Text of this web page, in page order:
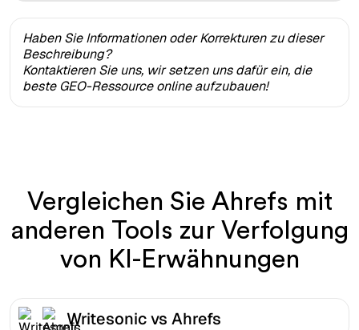
Haben Sie Informationen oder Korrekturen zu dieser
Beschreibung?
Kontaktieren Sie uns, wir setzen uns dafür ein, die
beste GEO-Ressource online aufzubauen!
Vergleichen Sie Ahrefs mit
anderen Tools zur Verfolgung
von KI-Erwähnungen
Writesonic vs Ahrefs